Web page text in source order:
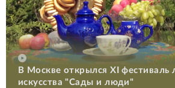
В Москве открылся XI фестиваль
искусства "Сады и люди"